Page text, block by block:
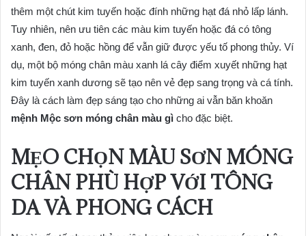
thêm một chút kim tuyến hoặc đính những hạt đá nhỏ lấp lánh.
Tuy nhiên, nên ưu tiên các màu kim tuyến hoặc đá có tông
xanh, đen, đỏ hoặc hồng để vẫn giữ được yếu tố phong thủy. Ví
dụ, một bộ móng chân màu xanh lá cây điểm xuyết những hạt
kim tuyến xanh dương sẽ tạo nên vẻ đẹp sang trọng và cá tính.
Đây là cách làm đẹp sáng tạo cho những ai vẫn băn khoăn
mệnh Mộc sơn móng chân màu gì cho đặc biệt.
MẸO CHỌN MÀU SƠN MÓNG
CHÂN PHÙ HỢP VỚI TÔNG
DA VÀ PHONG CÁCH